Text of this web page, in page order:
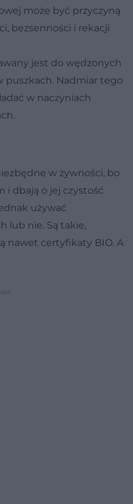
może być przyczyną
bezsenności i rekacji
jest do wędzonych
puszkach. Nadmiar tego
w naczyniach
w żywności, bo
i dbają o jej czystość
używać
lub nie. Są takie,
nawet certyfikaty BIO. A